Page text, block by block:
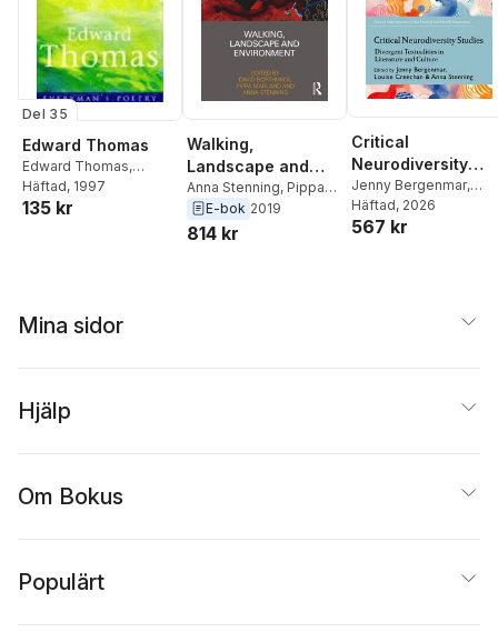
Del 35
Edward Thomas
Edward Thomas,
William(Ed) Cooke
Häftad, 1997
135 kr
Walking,
Landscape and
Environment
Anna Stenning, Pippa
Marland, David
Borthwick
E-bok 2019
814 kr
Critical
Neurodiversity
Studies
Jenny Bergenmar,
Louise Creechan
Stenning
Häftad, 2026
567 kr
Mina sidor
Hjälp
Om Bokus
Populärt